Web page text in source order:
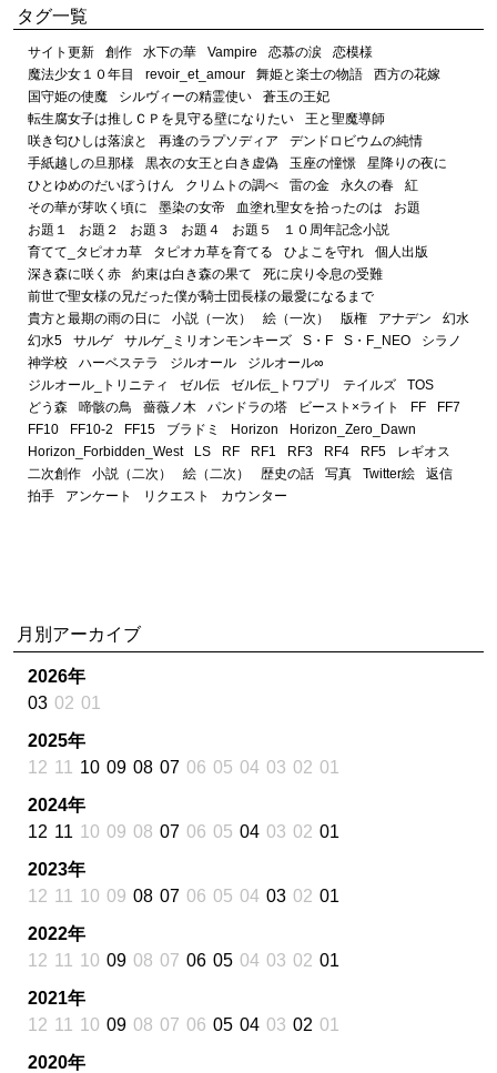
タグ一覧
サイト更新 創作 水下の華 Vampire 恋慕の涙
恋模様
魔法少女１０年目
revoir_et_amour 舞姫と楽士の物語
西方の花嫁
国守姫の使魔
シルヴィーの精霊使い
蒼玉の王妃
転生腐女子は推しＣＰを見守る壁になりたい
王と聖魔導師
咲き匂ひしは落涙と
再逢のラプソディア
デンドロビウムの純情
手紙越しの旦那様
黒衣の女王と白き虚偽 玉座の憧憬
星降りの夜に
ひとゆめのだいぼうけん
クリムトの調べ 雷の金 永久の春
紅
その華が芽吹く頃に
墨染の女帝 血塗れ聖女を拾ったのは
お題
お題１
お題２ お題３ お題４ お題５
１０周年記念小説
育てて_タピオカ草
タピオカ草を育てる ひよこを守れ
個人出版
深き森に咲く赤
約束は白き森の果て
死に戻り令息の受難
前世で聖女様の兄だった僕が騎士団長様の最愛になるまで
貴方と最期の雨の日に
小説（一次） 絵（一次） 版権 アナデン
幻水
幻水5
サルゲ サルゲ_ミリオンモンキーズ S・F S・F_NEO
シラノ
神学校
ハーベステラ ジルオール
ジルオール∞
ジルオール_トリニティ
ゼル伝 ゼル伝_トワプリ テイルズ
TOS
どう森
啼骸の鳥 薔薇ノ木 パンドラの塔 ビースト×ライト FF
FF7
FF10
FF10-2 FF15 ブラドミ Horizon
Horizon_Zero_Dawn
Horizon_Forbidden_West
LS RF RF1 RF3 RF4 RF5
レギオス
二次創作
小説（二次） 絵（二次） 歴史の話 写真 Twitter絵
返信
拍手
アンケート リクエスト カウンター
月別アーカイブ
2026年
03 02 01
2025年
12 11 10 09 08 07 06 05 04 03 02 01
2024年
12 11 10 09 08 07 06 05 04 03 02 01
2023年
12 11 10 09 08 07 06 05 04 03 02 01
2022年
12 11 10 09 08 07 06 05 04 03 02 01
2021年
12 11 10 09 08 07 06 05 04 03 02 01
2020年